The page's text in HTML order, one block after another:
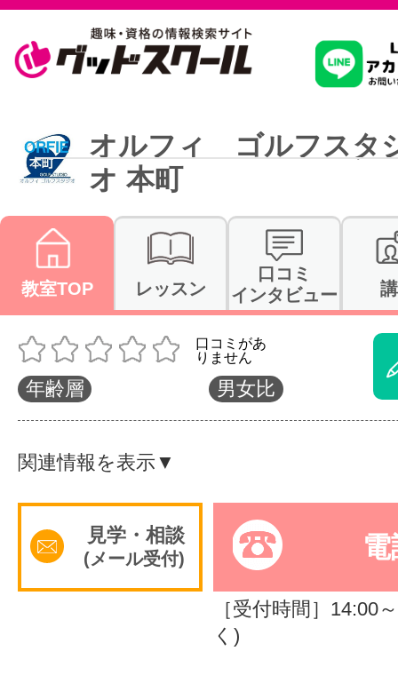
習いたいこ
駅・路線か
通信講座を
やりたいこ
特集をみる
オルフィ ゴルフスタ
オ 本町
教室TOP レッスン
口コミ
インタビュー
年齢層 男女比
関連情報を表示▼
見学・相談
(メール受付)
［受付時間］14:00
く)